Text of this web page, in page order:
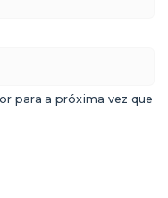
para a próxima vez que